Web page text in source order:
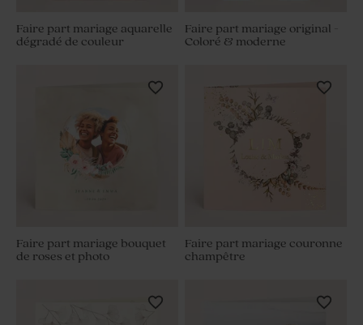
Faire part mariage aquarelle
dégradé de couleur
Faire part mariage original -
Coloré & moderne
Faire part mariage bouquet
de roses et photo
Faire part mariage couronne
champêtre